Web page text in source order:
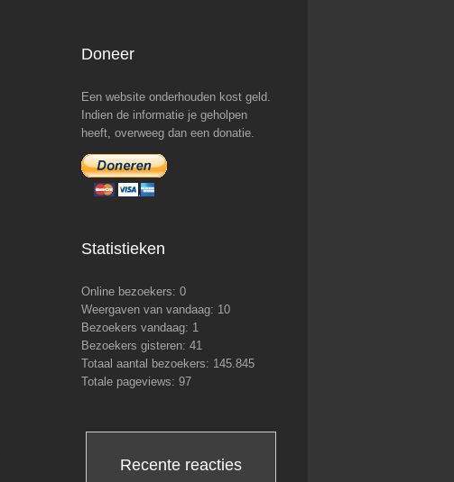
Doneer
Een website onderhouden kost geld.
Indien de informatie je geholpen
heeft, overweeg dan een donatie.
Statistieken
Online bezoekers:0
Weergaven van vandaag: 10
Bezoekers vandaag: 1
Bezoekers gisteren:41
Totaal aantal bezoekers: 145.845
Totale pageviews:97
Recente reacties